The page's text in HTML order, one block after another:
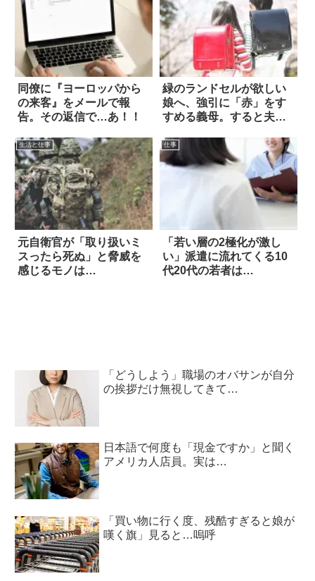
同僚に『ヨーロッパから
の来客』をメールで報
告。その返信で…あ！！
緑のランドセルが欲しい
娘へ、強引に「赤」をす
すめる義母。すると夫
生活と仕事
元自衛官が「取り扱いミ
スったら死ぬ」と脅威を
感じるモノは…
仕事
「若い層の2極化が激し
い」派遣に流れてくる10
代20代の若者は…
「どうしよう」職場のオバサンが自分
の挨拶だけ無視してきて…
日本語で何度も「現金ですか」と聞く
アメリカ人店員。実は…
「買い物に行く度、残酷すぎると娘が
嘆く旗」見ると…嗚呼